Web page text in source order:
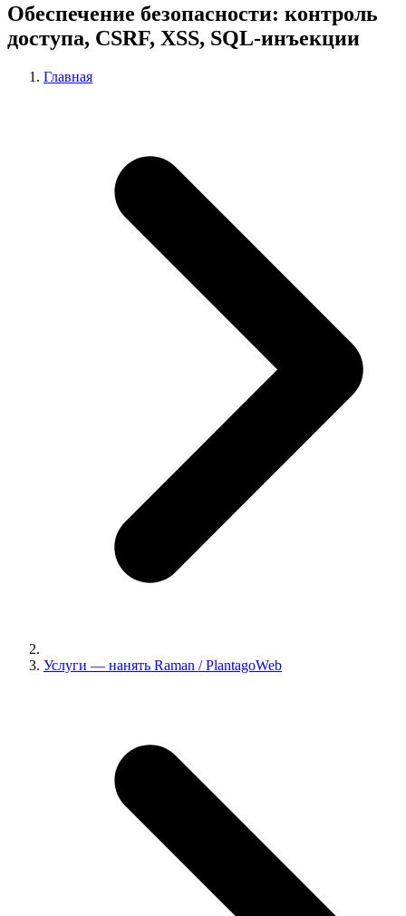
Обеспечение безопасности: контроль
доступа, CSRF, XSS, SQL-инъекции
Главная
Услуги — нанять Raman / PlantagoWeb